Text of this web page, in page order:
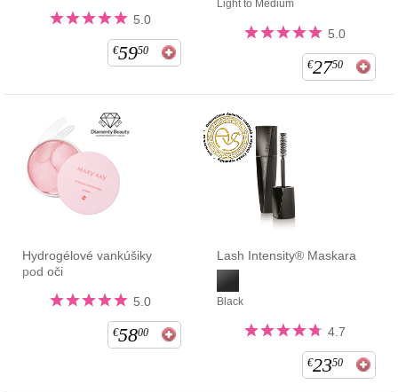
5.0
€5950
Light to Medium
5.0
€2750
Hydrogélové vankúšiky
pod oči
5.0
€5800
Lash Intensity® Maskara
Black
4.7
€2350